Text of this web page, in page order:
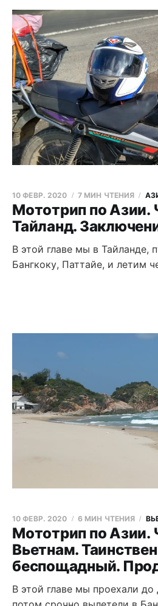
Мототрип по Азии.
Тайланд.
10 ФЕВР. 2020 7 МИН ЧТЕНИЯ
В этой главе мы в Тайланде,
Бангкоку, Паттайе, и летим
Мототрип по Азии.
Вьетнам.
беспощадный.
10 ФЕВР. 2020 6 МИН ЧТЕНИЯ
В этой главе мы проехали до